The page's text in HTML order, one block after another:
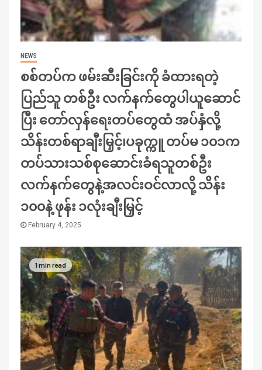
NEWS
စစ်တပ်က ဖမ်းဆီးခြင်းကို ခံထားရတဲ့
ပြည်သူ တစ်ဦး လက်နက်တွေပါယူဆောင်
ပြီး တော်လှန်ရေးတပ်တွေထံ အပ်နှံလို့
သိန်းတစ်ရာချီးမြှင့်၊ပခုက္ကူ တပ်မ ၁၀၁က
တပ်သားသစ်စုဆောင်းခံရသူတစ်ဦး
လက်နက်တွေနဲ့အလင်းဝင်လာလို့ သိန်း
၁၀၀နဲ့ ဖုန်း ၁လုံးချီးမြှင့်
February 4, 2025
1 min read